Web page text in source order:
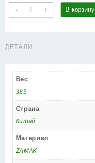
-
Количество
товара
(Пунто)
R.TL54.REX/HD
ABG-
6
бронза
+ В корзину
ДЕТАЛИ
Вес
385
Страна
Китай
Материал
ZAMAK